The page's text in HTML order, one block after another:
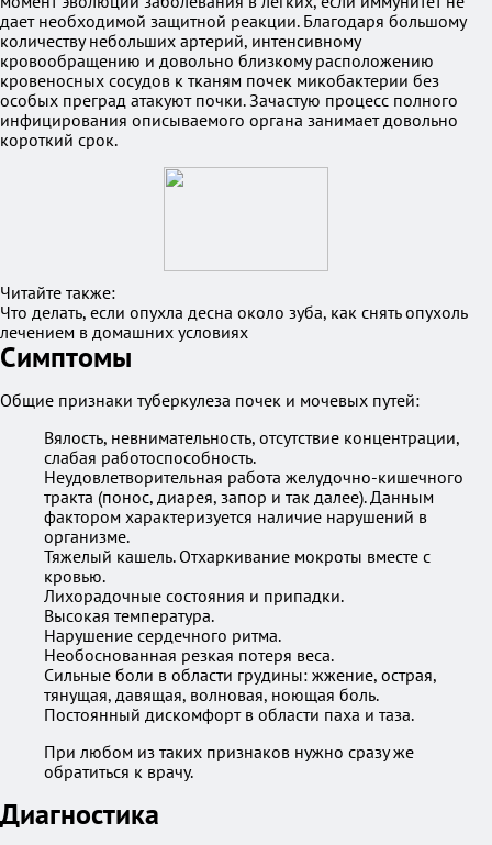
дает необходимой защитной реакции. Благодаря большому
количеству небольших артерий, интенсивному
кровообращению и довольно близкому расположению
кровеносных сосудов к тканям почек микобактерии без
особых преград атакуют почки. Зачастую процесс полного
инфицирования описываемого органа занимает довольно
короткий срок.
Читайте также:
Что делать, если опухла десна около зуба, как снять опухоль
лечением в домашних условиях
Симптомы
Общие признаки туберкулеза почек и мочевых путей:
Вялость, невнимательность, отсутствие концентрации,
слабая работоспособность.
Неудовлетворительная работа желудочно-кишечного
тракта (понос, диарея, запор и так далее). Данным
фактором характеризуется наличие нарушений в
организме.
Тяжелый кашель. Отхаркивание мокроты вместе с
кровью.
Лихорадочные состояния и припадки.
Высокая температура.
Нарушение сердечного ритма.
Необоснованная резкая потеря веса.
Сильные боли в области грудины: жжение, острая,
тянущая, давящая, волновая, ноющая боль.
Постоянный дискомфорт в области паха и таза.
При любом из таких признаков нужно сразу же
обратиться к врачу.
Диагностика